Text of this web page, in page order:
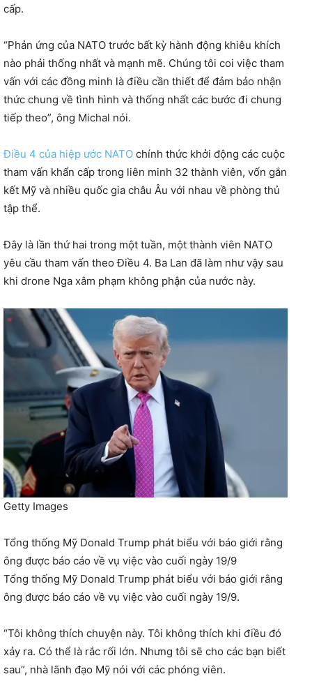
cấp.
“Phản ứng của NATO trước bất kỳ hành động khiêu khích
nào phải thống nhất và mạnh mẽ. Chúng tôi coi việc tham
vấn với các đồng minh là điều cần thiết để đảm bảo nhận
thức chung về tình hình và thống nhất các bước đi chung
tiếp theo”, ông Michal nói.
Điều 4 của hiệp ước NATO chính thức khởi động các cuộc
tham vấn khẩn cấp trong liên minh 32 thành viên, vốn gắn
kết Mỹ và nhiều quốc gia châu Âu với nhau về phòng thủ
tập thể.
Đây là lần thứ hai trong một tuần, một thành viên NATO
yêu cầu tham vấn theo Điều 4. Ba Lan đã làm như vậy sau
khi drone Nga xâm phạm không phận của nước này.
Getty Images
Tổng thống Mỹ Donald Trump phát biểu với báo giới rằng
ông được báo cáo về vụ việc vào cuối ngày 19/9
Tổng thống Mỹ Donald Trump phát biểu với báo giới rằng
ông được báo cáo về vụ việc vào cuối ngày 19/9.
“Tôi không thích chuyện này. Tôi không thích khi điều đó
xảy ra. Có thể là rắc rối lớn. Nhưng tôi sẽ cho các bạn biết
sau”, nhà lãnh đạo Mỹ nói với các phóng viên.